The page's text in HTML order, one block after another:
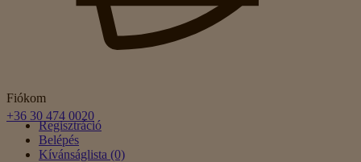
Fiókom
Regisztráció
Belépés
Kívánságlista (0)
+36 30 474 0020